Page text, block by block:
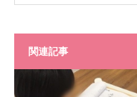
関連記事